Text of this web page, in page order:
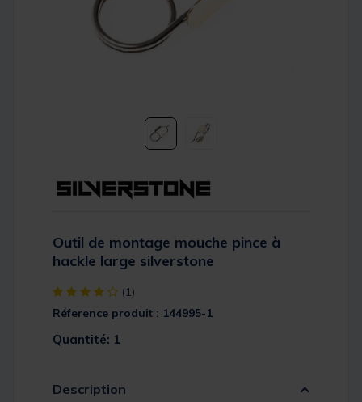
Outil de montage mouche pince à
hackle large silverstone
[object Object] out of 5 Customer Rating
(1)
Réference produit : 144995-1
Quantité: 1
Description